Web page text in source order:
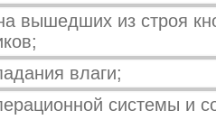
вышедших из строя
влаги;
системы и